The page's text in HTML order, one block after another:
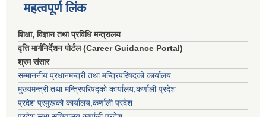
महत्वपूर्ण लिंक
शिक्षा, विज्ञान तथा प्रविधि मन्त्रालय
वृत्ति मार्गनिर्देशन पोर्टल (Career Guidance Portal)
श्रम संसार
सम्माननीय प्रधानमन्त्री तथा मन्त्रिपरिषद‌को कार्यालय
मुख्यमन्त्री तथा मन्त्रिपरिषद्को कार्यालय,कर्णाली प्रदेश
प्रदेश प्रमुखको कार्यालय,कर्णाली प्रदेश